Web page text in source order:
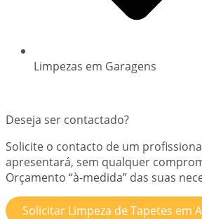
Limpezas em Garagens
Deseja ser contactado?
Solicite o contacto de um
apresentará, sem qualquer
Orçamento “à-medida” das suas
Solicitar Limpeza de Tapetes em